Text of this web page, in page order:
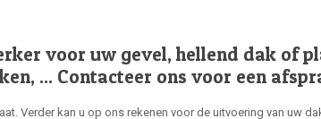
voor uw gevel, hellend dak of
... Contacteer ons voor een
Verder kan u op ons rekenen voor de uitvoering van uw